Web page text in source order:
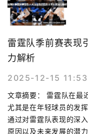
雷霆队季前赛表现
力解析
2025-12-15
文章摘要： 雷霆队在最
尤其是在年轻球员的发
通过对雷霆队表现的深
原因以及未来发展的潜